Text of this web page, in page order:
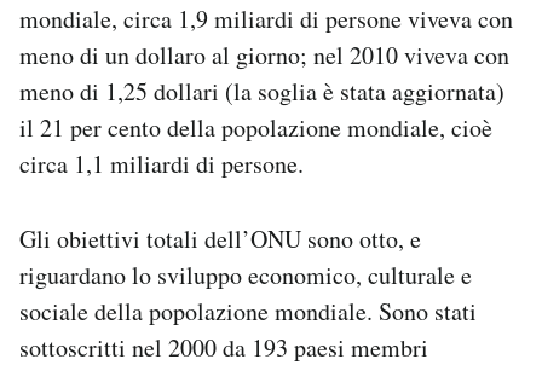
mondiale, circa 1,9 miliardi di persone viveva con
meno di un dollaro al giorno; nel 2010 viveva con
meno di 1,25 dollari (la soglia è stata aggiornata)
il 21 per cento della popolazione mondiale, cioè
circa 1,1 miliardi di persone.
Gli obiettivi totali dell’ONU sono otto, e
riguardano lo sviluppo economico, culturale e
sociale della popolazione mondiale. Sono stati
sottoscritti nel 2000 da 193 paesi membri